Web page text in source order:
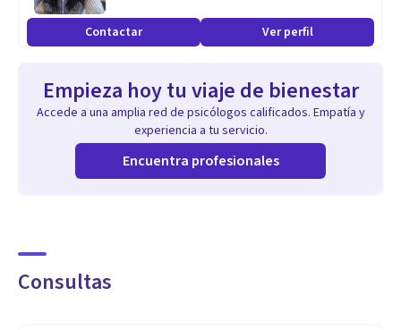
deportiva.
Contactar Ver perfil
Empieza hoy tu viaje de bienestar
Accede a una amplia red de psicólogos calificados. Empatía y
experiencia a tu servicio.
Encuentra profesionales
Consultas